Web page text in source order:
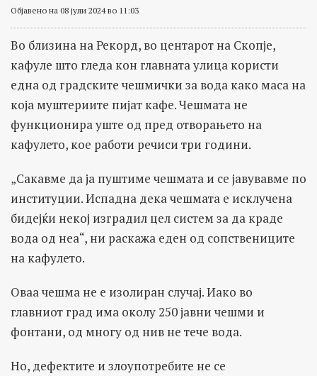
Објавено на 08 јули 2024 во 11:03
Во близина на Рекорд, во центарот на Скопје,
кафуле што гледа кон главната улица користи
една од градските чешмички за вода како маса на
која муштериите пијат кафе. Чешмата не
функционира уште од пред отворањето на
кафулето, кое работи речиси три години.
„Сакавме да ја пуштиме чешмата и се јавувавме по
институции. Испадна дека чешмата е исклучена
бидејќи некој изградил цел систем за да краде
вода од неа“, ни раскажа еден од сопствениците
на кафулето.
Оваа чешма не е изолиран случај. Иако во
главниот град има околу 250 јавни чешми и
фонтани, од многу од нив не тече вода.
Но, дефектите и злоупотребите не се